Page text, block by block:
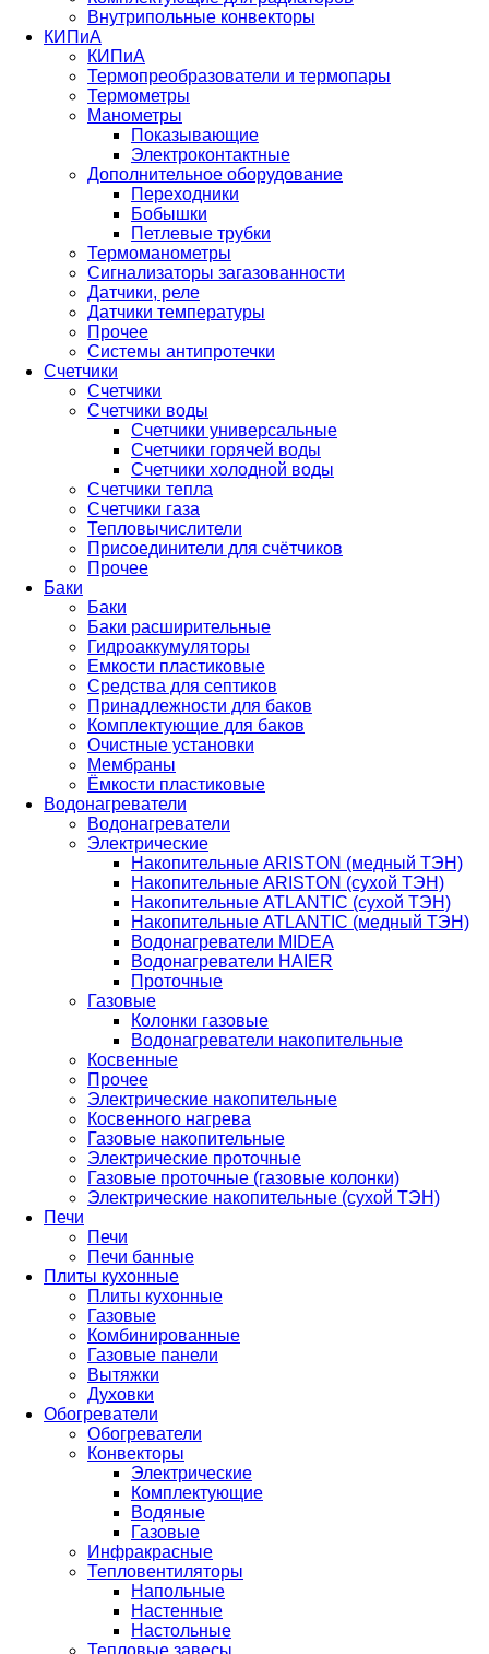
Внутрипольные конвекторы
КИПиА
КИПиА
Термопреобразователи и термопары
Термометры
Манометры
Показывающие
Электроконтактные
Дополнительное оборудование
Переходники
Бобышки
Петлевые трубки
Термоманометры
Сигнализаторы загазованности
Датчики, реле
Датчики температуры
Прочее
Системы антипротечки
Счетчики
Счетчики
Счетчики воды
Счетчики универсальные
Счетчики горячей воды
Счетчики холодной воды
Счетчики тепла
Счетчики газа
Тепловычислители
Присоединители для счётчиков
Прочее
Баки
Баки
Баки расширительные
Гидроаккумуляторы
Емкости пластиковые
Средства для септиков
Принадлежности для баков
Комплектующие для баков
Очистные установки
Мембраны
Ёмкости пластиковые
Водонагреватели
Водонагреватели
Электрические
Накопительные ARISTON (медный ТЭН)
Накопительные ARISTON (сухой ТЭН)
Накопительные ATLANTIC (сухой ТЭН)
Накопительные ATLANTIC (медный ТЭН)
Водонагреватели MIDEA
Водонагреватели HAIER
Проточные
Газовые
Колонки газовые
Водонагреватели накопительные
Косвенные
Прочее
Электрические накопительные
Косвенного нагрева
Газовые накопительные
Электрические проточные
Газовые проточные (газовые колонки)
Электрические накопительные (сухой ТЭН)
Печи
Печи
Печи банные
Плиты кухонные
Плиты кухонные
Газовые
Комбинированные
Газовые панели
Вытяжки
Духовки
Обогреватели
Обогреватели
Конвекторы
Электрические
Комплектующие
Водяные
Газовые
Инфракрасные
Тепловентиляторы
Напольные
Настенные
Настольные